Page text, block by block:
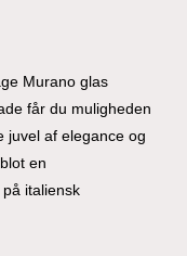
Murano glas
får du muligheden
af elegance og
en
italiensk